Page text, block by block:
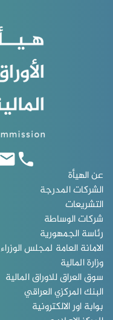
عن الهيأة
الشركات المدرجة
التشريعات
شركات الوساطة
رئاسة الجمهورية
الامانة العامة لمجلس الوزراء
وزارة المالية
سوق العراق للاوراق المالية
البنك المركزي العراقي
بوابة اور الالكترونية